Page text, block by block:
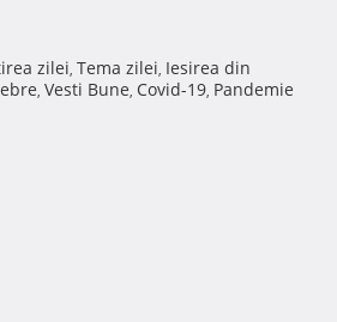
zilei, Tema zilei, Iesirea din
, Vesti Bune, Covid-19, Pandemie